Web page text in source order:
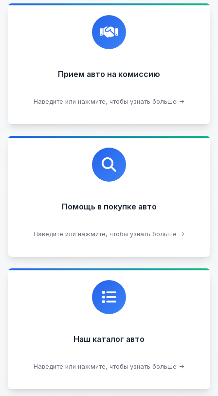
Прием авто на комиссию
Наведите или нажмите, чтобы узнать больше →
Честная и профессиональная экспертиза, реклама,
переговоры с клиентами, подготовка документов,
сопровождение сделки.
Прием битых авто
Оставить на комиссии
Помощь в покупке авто
Наведите или нажмите, чтобы узнать больше →
Профессиональная помощь в выборе автомобиля
на любых торговых площадках с проверкой
юридической чистоты.
Подобрать авто
Наш каталог авто
Наведите или нажмите, чтобы узнать больше →
Каталог проверенных автомобилей в отличном
состоянии, где вы можете найти подробную
информацию о каждом авто.
Посмотреть каталог